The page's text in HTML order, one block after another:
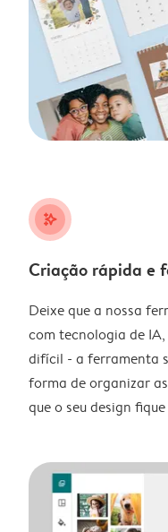
stars_plus
Criação rápida e
Deixe que a nossa
com tecnologia de
difícil - a ferramenta
forma de organizar
que o seu design